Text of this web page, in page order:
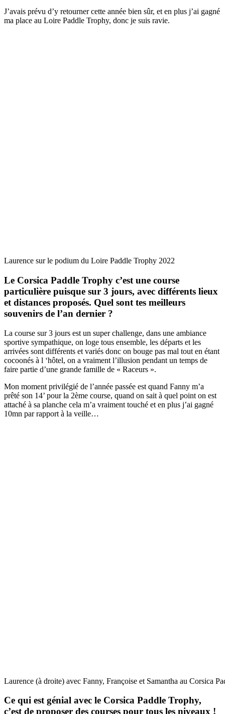
J’avais prévu d’y retourner cette année bien sûr, et en plus j’ai gagné
ma place au Loire Paddle Trophy, donc je suis ravie.
Laurence sur le podium du Loire Paddle Trophy 2022
Le Corsica Paddle Trophy c’est une course
particulière puisque sur 3 jours, avec différents lieux
et distances proposés. Quel sont tes meilleurs
souvenirs de l’an dernier ?
La course sur 3 jours est un super challenge, dans une ambiance
sportive sympathique, on loge tous ensemble, les départs et les
arrivées sont différents et variés donc on bouge pas mal tout en étant
cocoonés à l ‘hôtel, on a vraiment l’illusion pendant un temps de
faire partie d’une grande famille de « Raceurs ».
Mon moment privilégié de l’année passée est quand Fanny m’a
prêté son 14’ pour la 2ème course, quand on sait à quel point on est
attaché à sa planche cela m’a vraiment touché et en plus j’ai gagné
10mn par rapport à la veille…
Laurence (à droite) avec Fanny, Françoise et Samantha au Corsica
Ce qui est génial avec le Corsica Paddle Trophy,
c’est de proposer des courses pour tous les niveaux !